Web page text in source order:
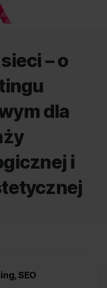
– o
dla
i
,SEO